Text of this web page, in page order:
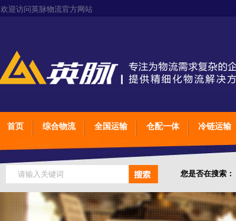
欢迎访问英脉物流官方网站
首页 综合物流 全国运输 仓配一体 冷链运输
您是否在搜索：
仓储综合专业